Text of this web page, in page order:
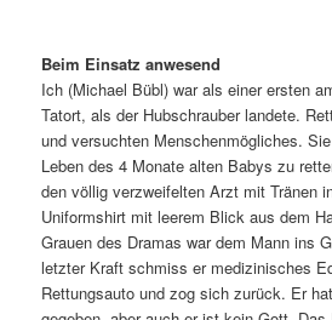
Beim Einsatz anwesend
Ich (Michael Bübl) war als einer ersten
Tatort, als der Hubschrauber landete.
und versuchten Menschenmögliches.
Leben des 4 Monate alten Babys zu
den völlig verzweifelten Arzt mit Tränen
Uniformshirt mit leerem Blick aus dem
Grauen des Dramas war dem Mann ins
letzter Kraft schmiss er medizinisches
Rettungsauto und zog sich zurück. Er